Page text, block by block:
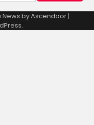
byAscendoor|
.